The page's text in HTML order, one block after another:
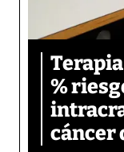
%
cáncer